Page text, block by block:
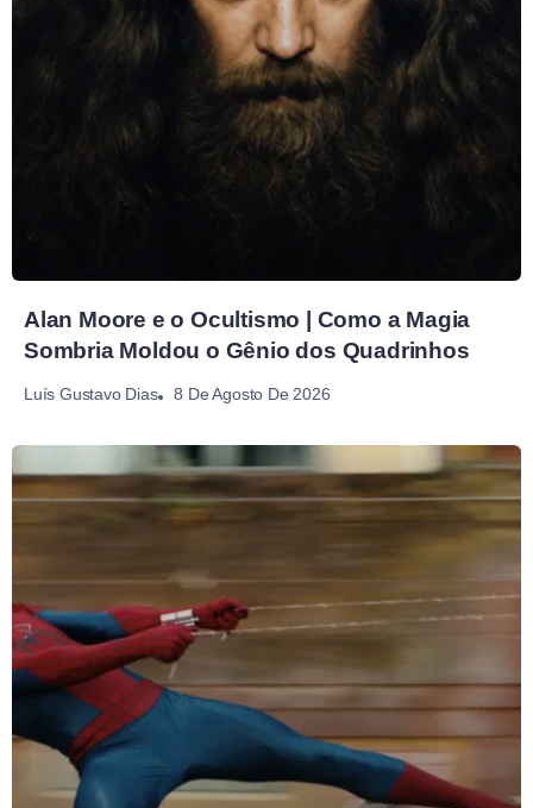
Alan Moore e o Ocultismo | Como a Magia
Sombria Moldou o Gênio dos Quadrinhos
Luís Gustavo Dias 8 De Agosto De 2026